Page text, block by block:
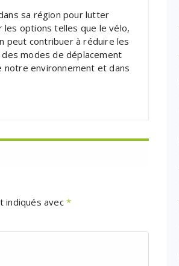
sa région pour lutter
les options telles que le vélo,
peut contribuer à réduire les
modes de déplacement
notre environnement et dans
indiqués avec*